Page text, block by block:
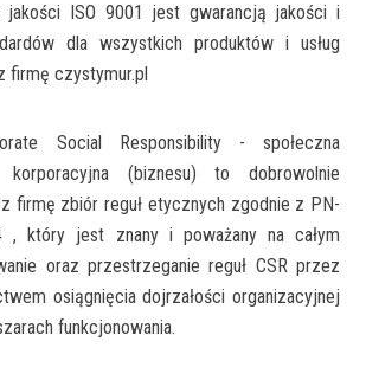
jakości ISO 9001 jest gwarancją jakości i
dla wszystkich produktów i usług
firmę czystymur.pl
Social Responsibility - społeczna
korporacyjna (biznesu) to dobrowolnie
firmę zbiór reguł etycznych zgodnie z PN-
, który jest znany i poważany na całym
oraz przestrzeganie reguł CSR przez
osiągnięcia dojrzałości organizacyjnej
funkcjonowania.